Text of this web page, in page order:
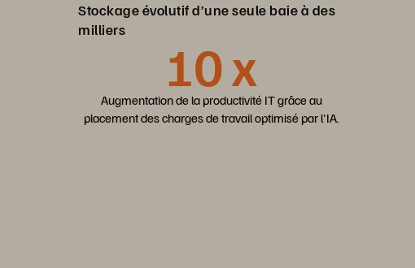
Stockage évolutif d’une seule baie à des
milliers
10 x
Augmentation de la productivité IT grâce au
placement des charges de travail optimisé par l'IA.